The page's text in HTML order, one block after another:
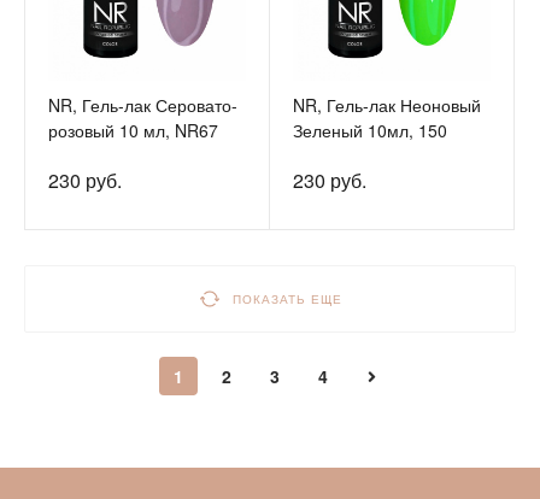
NR, Гель-лак Серовато-
розовый 10 мл, NR67
230 руб.
NR, Гель-лак Неоновый
Зеленый 10мл, 150
230 руб.
ПОКАЗАТЬ ЕЩЕ
1 2 3 4